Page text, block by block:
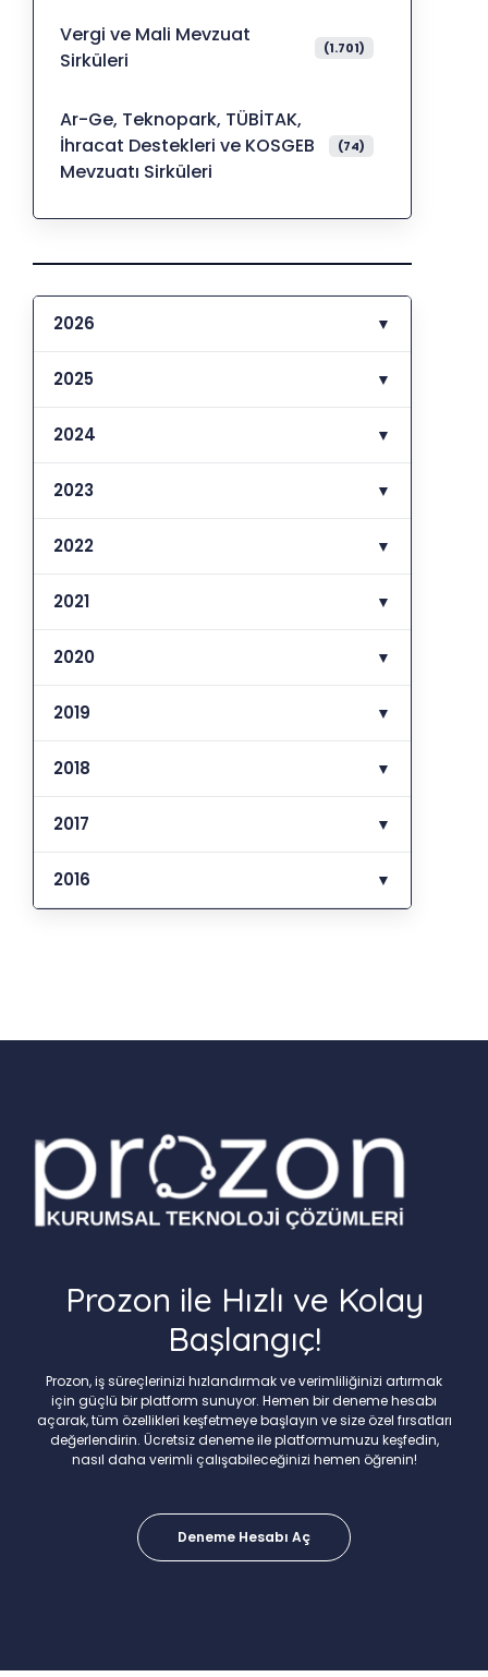
Vergi ve Mali Mevzuat
Sirküleri
(1.701)
Ar-Ge, Teknopark, TÜBİTAK,
İhracat Destekleri ve KOSGEB
Mevzuatı Sirküleri
(74)
2026 ▼
2025 ▼
2024 ▼
2023 ▼
2022 ▼
2021 ▼
2020 ▼
2019 ▼
2018 ▼
2017 ▼
2016 ▼
Prozon ile Hızlı ve Kolay
Başlangıç!
Prozon, iş süreçlerinizi hızlandırmak ve verimliliğinizi artırmak
için güçlü bir platform sunuyor. Hemen bir deneme hesabı
açarak, tüm özellikleri keşfetmeye başlayın ve size özel fırsatları
değerlendirin. Ücretsiz deneme ile platformumuzu keşfedin,
nasıl daha verimli çalışabileceğinizi hemen öğrenin!
Deneme Hesabı Aç